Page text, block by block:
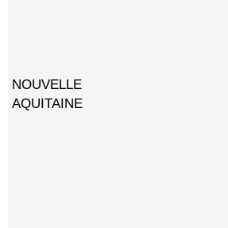
NOUVELLE
AQUITAINE